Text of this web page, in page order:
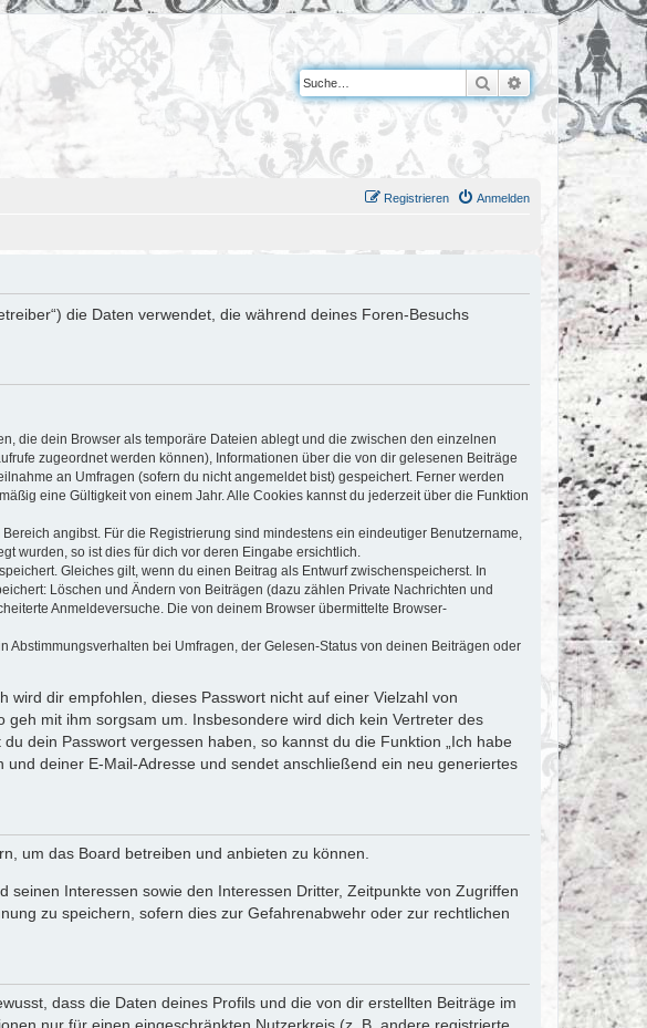
Suche Erweiterte Suche
Anmelden
Registrieren
die Daten verwendet, die während deines Foren-Besuchs
die dein Browser als temporäre Dateien ablegt und die zwischen den einzelnen
zugeordnet werden können), Informationen über die von dir gelesenen Beiträge
an Umfragen (sofern du nicht angemeldet bist) gespeichert. Ferner werden
eine Gültigkeit von einem Jahr. Alle Cookies kannst du jederzeit über die Funktion
angibst. Für die Registrierung sind mindestens ein eindeutiger Benutzername,
wurden, so ist dies für dich vor deren Eingabe ersichtlich.
Gleiches gilt, wenn du einen Beitrag als Entwurf zwischenspeicherst. In
Löschen und Ändern von Beiträgen (dazu zählen Private Nachrichten und
Anmeldeversuche. Die von deinem Browser übermittelte Browser-
bei Umfragen, der Gelesen-Status von deinen Beiträgen oder
wird dir empfohlen, dieses Passwort nicht auf einer Vielzahl von
mit ihm sorgsam um. Insbesondere wird dich kein Vertreter des
dein Passwort vergessen haben, so kannst du die Funktion „Ich habe
deiner E-Mail-Adresse und sendet anschließend ein neu generiertes
um das Board betreiben und anbieten zu können.
Interessen sowie den Interessen Dritter, Zeitpunkte von Zugriffen
zu speichern, sofern dies zur Gefahrenabwehr oder zur rechtlichen
dass die Daten deines Profils und die von dir erstellten Beiträge im